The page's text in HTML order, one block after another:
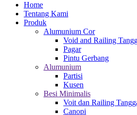
Home
Tentang Kami
Produk
Alumunium Cor
Void and Railing
Pagar
Pintu Gerbang
Alumunium
Partisi
Kusen
Besi Minimalis
Voit dan Railing
Canopi